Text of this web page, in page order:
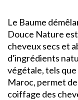
Le Baume
Douce Nature
cheveux secs et
d'ingrédients
végétale, tels
Maroc, permet
coiffage des